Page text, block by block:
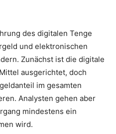
des digitalen Tenge
und elektronischen
Zunächst ist die digitale
ausgerichtet, doch
im gesamten
Analysten gehen aber
mindestens ein
wird.